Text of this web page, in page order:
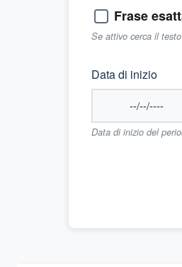
Frase
Se attivo cerca il
Data di inizio
Data di inizio del